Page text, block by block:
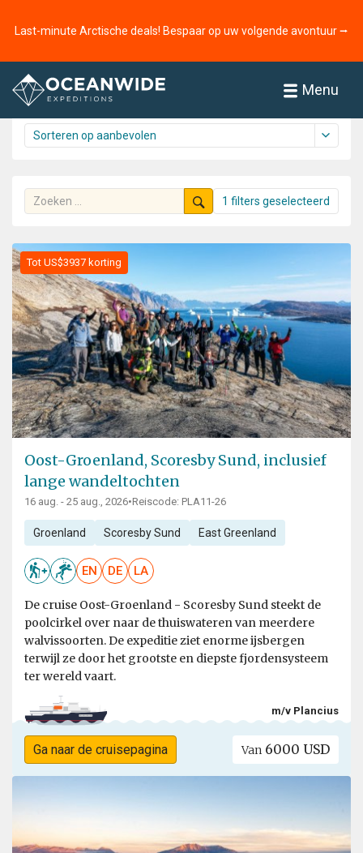
Last-minute Arctische deals! Bespaar op uw volgende avontuur ⭢
Menu
Reizen
61 reizen gevonden
1 filters geselecteerd
Tot US$3937 korting
Oost-Groenland, Scoresby Sund, inclusief
lange wandeltochten
16 aug. - 25 aug., 2026•Reiscode: PLA11-26
Groenland Scoresby Sund East Greenland
EN DE LA
De cruise Oost-Groenland - Scoresby Sund steekt de
poolcirkel over naar de thuiswateren van meerdere
walvissoorten. De expeditie ziet enorme ijsbergen
terwijl ze door het grootste en diepste fjordensysteem
ter wereld vaart.
m/v Plancius
Ga naar de cruisepagina Van 6000 USD